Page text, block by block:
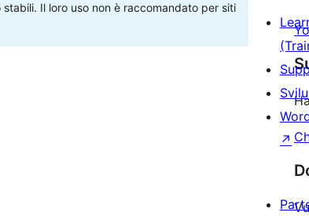
Il loro uso non è raccomandato per siti
↗